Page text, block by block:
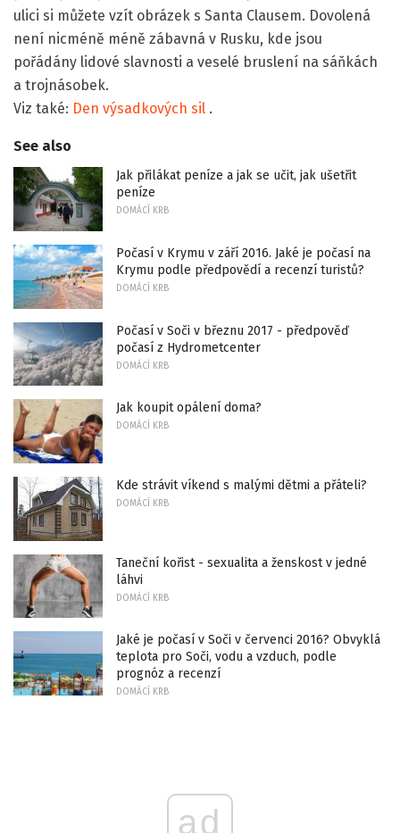
ulici si můžete vzít obrázek s Santa Clausem. Dovolená
není nicméně méně zábavná v Rusku, kde jsou
pořádány lidové slavnosti a veselé bruslení na sáňkách
a trojnásobek.
Viz také: Den výsadkových sil .
See also
Jak přilákat peníze a jak se učit, jak ušetřit
peníze
DOMÁCÍ KRB
Počasí v Krymu v září 2016. Jaké je počasí na
Krymu podle předpovědí a recenzí turistů?
DOMÁCÍ KRB
Počasí v Soči v březnu 2017 - předpověď
počasí z Hydrometcenter
DOMÁCÍ KRB
Jak koupit opálení doma?
DOMÁCÍ KRB
Kde strávit víkend s malými dětmi a přáteli?
DOMÁCÍ KRB
Taneční kořist - sexualita a ženskost v jedné
láhvi
DOMÁCÍ KRB
Jaké je počasí v Soči v červenci 2016? Obvyklá
teplota pro Soči, vodu a vzduch, podle
prognóz a recenzí
DOMÁCÍ KRB
ad